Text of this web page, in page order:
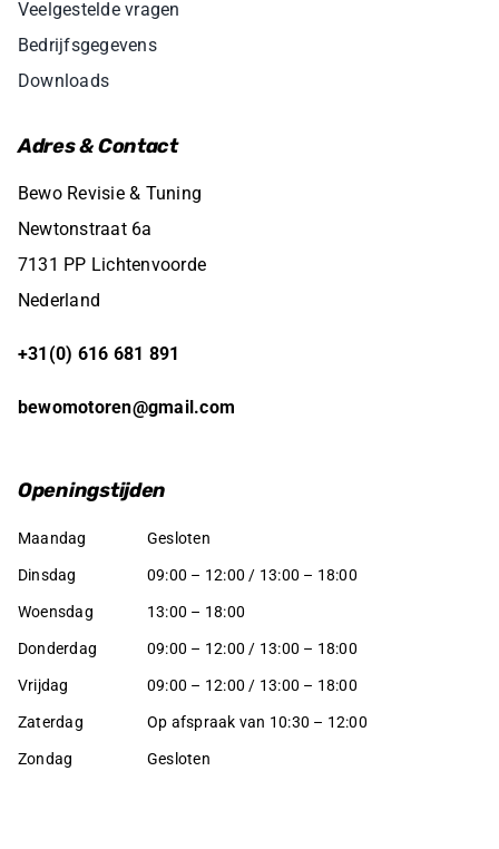
Veelgestelde vragen
Bedrijfsgegevens
Downloads
Adres & Contact
Bewo Revisie & Tuning
Newtonstraat 6a
7131 PP Lichtenvoorde
Nederland
+31(0) 616 681 891
bewomotoren@gmail.com
Openingstijden
Maandag Gesloten
Dinsdag 09:00 – 12:00 / 13:00 – 18:00
Woensdag 13:00 – 18:00
Donderdag 09:00 – 12:00 / 13:00 – 18:00
Vrijdag 09:00 – 12:00 / 13:00 – 18:00
Zaterdag Op afspraak van 10:30 – 12:00
Zondag Gesloten